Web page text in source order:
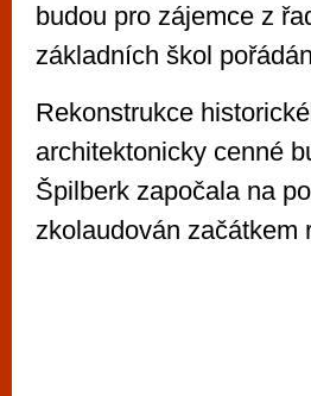
budou pro zájemce z
základních škol
Rekonstrukce
architektonicky cenné
Špilberk započala na
zkolaudován začátkem